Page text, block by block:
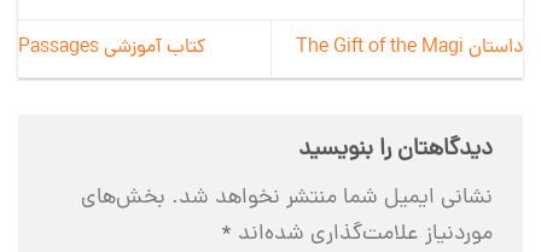
داستان The Gift of the Magi کتاب آموزشی Passages
دیدگاهتان را بنویسید
نشانی ایمیل شما منتشر نخواهد شد. بخش‌های
موردنیاز علامت‌گذاری شده‌اند *